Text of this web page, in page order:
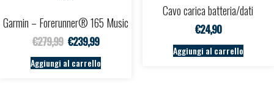
Garmin – Forerunner® 165 Music
€279,99 Il prezzo originale era: €279,99.
€239,99Il prezzo attuale è: €239,99.
Aggiungi al carrello
Cavo carica batteria/dati
€24,90
Aggiungi al carrello